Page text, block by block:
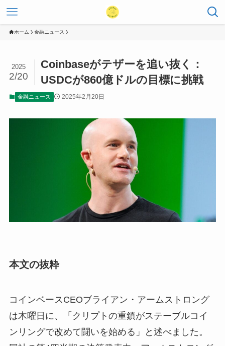
ホーム 金融ニュース
Coinbaseがテザーを追い抜く：
USDCが860億ドルの目標に挑戦
2025
2/20
金融ニュース 2025年2月20日
本文の抜粋
コインベースCEOブライアン・アームストロング
は木曜日に、「クリプトの重鎮がステーブルコイ
ンリングで改めて闘いを始める」と述べました。